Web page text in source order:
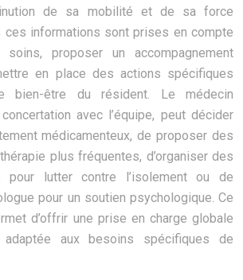
de sa mobilité et de sa force
ces informations sont prises en compte
proposer un accompagnement
en place des actions spécifiques
bien-être du résident. Le médecin
avec l’équipe, peut décider
médicamenteux, de proposer des
plus fréquentes, d’organiser des
pour lutter contre l’isolement ou de
pour un soutien psychologique. Ce
d’offrir une prise en charge globale
adaptée aux besoins spécifiques de